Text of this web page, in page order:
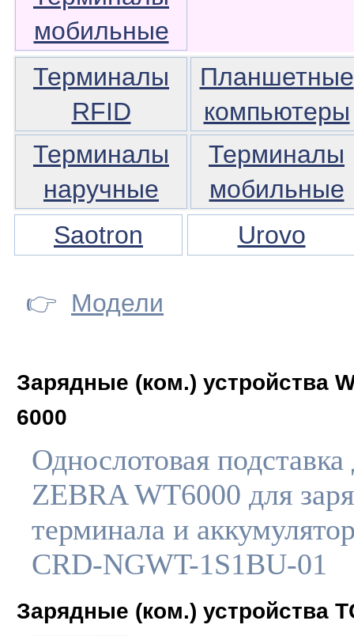
мобильные
Терминалы
RFID
Планшетные
компьютеры
Терминалы
наручные
Терминалы
мобильные
Saotron
Urovo
👉 Модели
Зарядные (ком.) устройства
6000
Однослотовая подставка
ZEBRA WT6000 для
терминала и
CRD-NGWT-1S1BU-01
Зарядные (ком.) устройства